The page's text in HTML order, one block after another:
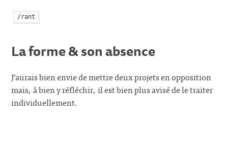
/rant
La forme & son absence
J’aurais bien envie de mettre deux projets en opposition
mais, à bien y réfléchir, il est bien plus avisé de le traiter
individuellement.